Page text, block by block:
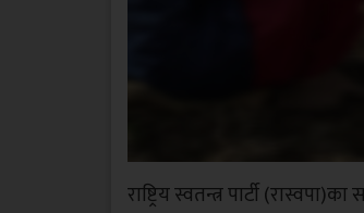
राष्ट्रिय स्वतन्त्र पार्टी